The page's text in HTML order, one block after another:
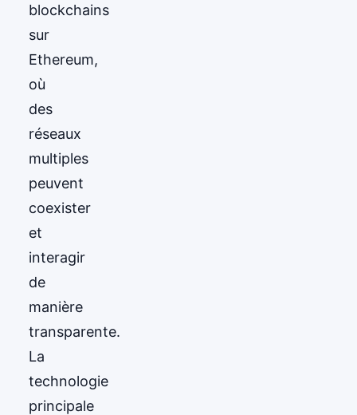
blockchains
sur
Ethereum,
où
des
réseaux
multiples
peuvent
coexister
et
interagir
de
manière
transparente.
La
technologie
principale